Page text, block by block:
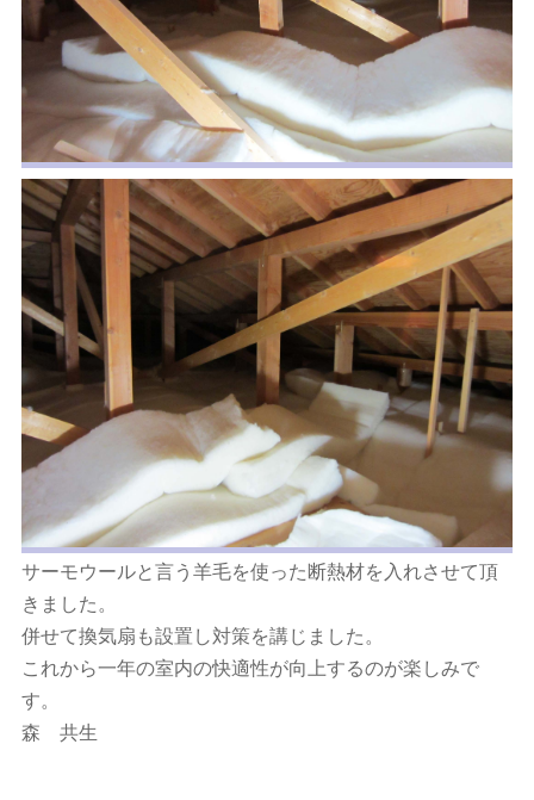
サーモウールと言う羊毛を使った断熱材を入れさせて頂
きました。
併せて換気扇も設置し対策を講じました。
これから一年の室内の快適性が向上するのが楽しみで
す。
森 共生